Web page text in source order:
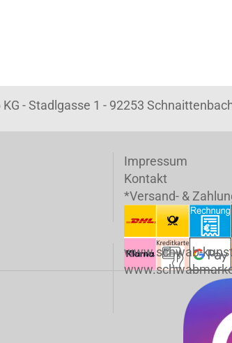
- Stadlgasse 1 - 92253
Impressum
Kontakt
*Versand- &
www.schwab-